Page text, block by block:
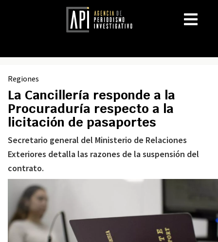
Regiones
La Cancillería responde a la
Procuraduría respecto a la
licitación de pasaportes
Secretario general del Ministerio de Relaciones
Exteriores detalla las razones de la suspensión del
contrato.